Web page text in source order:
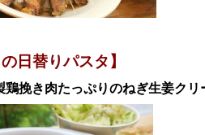
の日替りパスタ】
鶏挽き肉たっぷりのねぎ生姜ク